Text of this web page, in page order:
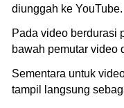
diunggah ke YouTube.
Pada video berdurasi
bawah pemutar video
Sementara untuk
tampil langsung